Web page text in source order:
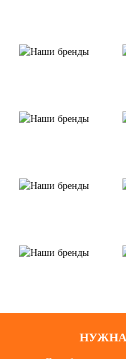
НУЖНА